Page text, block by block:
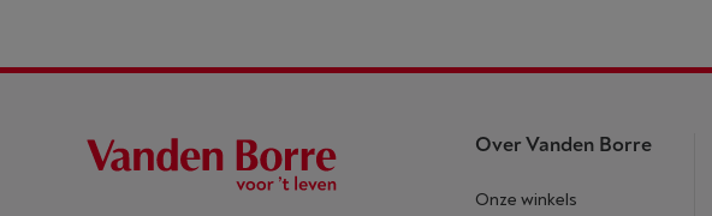
Over Vanden Borre
Onze winkels